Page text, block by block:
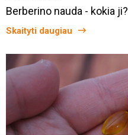
Berberino nauda - kokia ji?
Skaityti daugiau